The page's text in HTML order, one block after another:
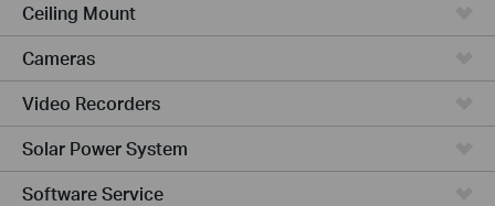
Ceiling Mount
Cameras
Video Recorders
Solar Power System
Software Service